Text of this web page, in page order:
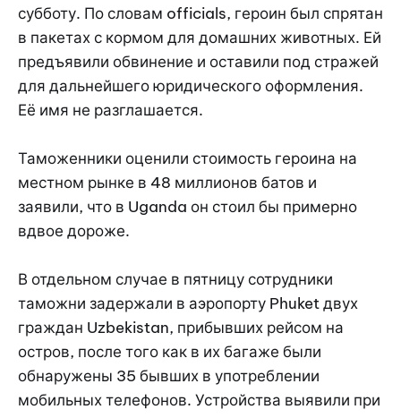
субботу. По словам officials, героин был спрятан
в пакетах с кормом для домашних животных. Ей
предъявили обвинение и оставили под стражей
для дальнейшего юридического оформления.
Её имя не разглашается.
Таможенники оценили стоимость героина на
местном рынке в 48 миллионов батов и
заявили, что в Uganda он стоил бы примерно
вдвое дороже.
В отдельном случае в пятницу сотрудники
таможни задержали в аэропорту Phuket двух
граждан Uzbekistan, прибывших рейсом на
остров, после того как в их багаже были
обнаружены 35 бывших в употреблении
мобильных телефонов. Устройства выявили при